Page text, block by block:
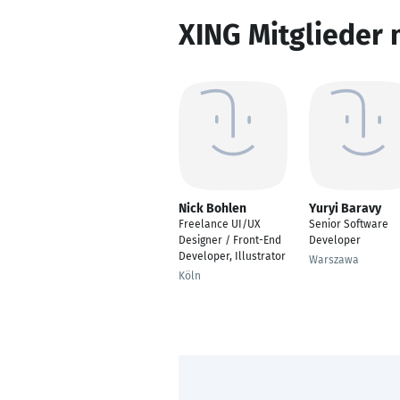
XING Mitglieder
Nick Bohlen
Freelance UI/UX
Designer / Front-End
Developer, Illustrator
Köln
Yuryi Baravy
Senior Software
Developer
Warszawa